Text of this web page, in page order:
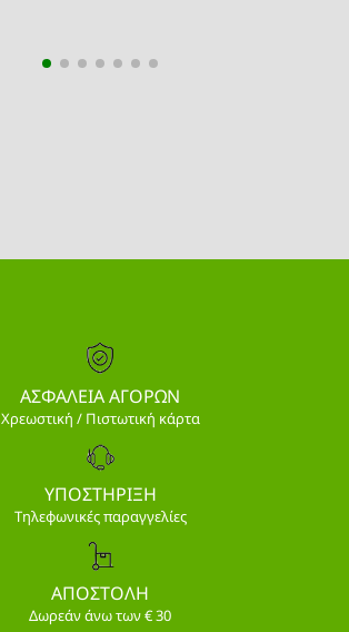
ΑΣΦΑΛΕΙΑ ΑΓΟΡΩΝ
Χρεωστική / Πιστωτική κάρτα
ΥΠΟΣΤΗΡΙΞΗ
Τηλεφωνικές παραγγελίες
ΑΠΟΣΤΟΛΗ
Δωρεάν άνω των € 30